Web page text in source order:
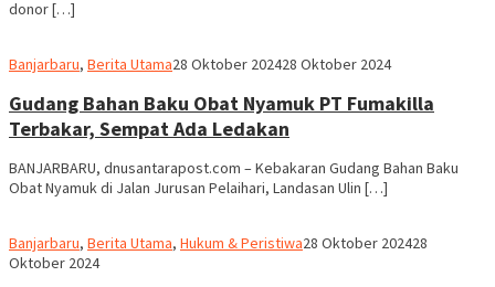
donor […]
Banjarbaru, Berita UtamaRedaksi
28 Oktober 202428 Oktober 2024
Gudang Bahan Baku Obat Nyamuk PT Fumakilla
Terbakar, Sempat Ada Ledakan
BANJARBARU, dnusantarapost.com – Kebakaran Gudang Bahan Baku
Obat Nyamuk di Jalan Jurusan Pelaihari, Landasan Ulin […]
Banjarbaru, Berita Utama, Hukum & PeristiwaRedaksi
28 Oktober 202428
Oktober 2024